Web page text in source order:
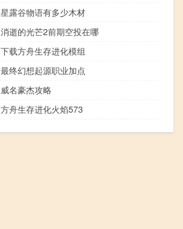
星露谷物语有多少木材
消逝的光芒2前期空投在哪
下载方舟生存进化模组
最终幻想起源职业加点
威名豪杰攻略
方舟生存进化火焰573